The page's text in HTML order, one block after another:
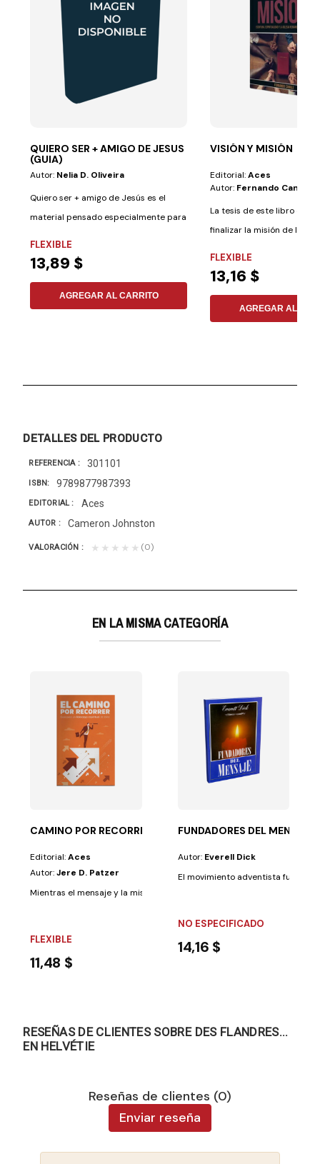
QUIERO SER + AMIGO DE JESUS
(GUIA)
Autor: Nelia D. Oliveira
Quiero ser + amigo de Jesús es el
material pensado especialmente para
FLEXIBLE
13,89 $
AGREGAR AL CARRITO
VISIÓN Y MISIÓN
Editorial:Aces
Autor: Fernando Canale
La tesis de este libro es
finalizar la misión de la
FLEXIBLE
13,16 $
AGREGAR AL
DETALLES DEL PRODUCTO
REFERENCIA 301101
ISBN 9789877987393
EDITORIAL Aces
AUTOR Cameron Johnston
VALORACIÓN ★★★★★ (0)
EN LA MISMA CATEGORÍA
a abrir nuestro corazón y nuestra mente por medio...
CAMINO POR RECORRER-GUIA LIDERAZGO
Editorial:Aces
Autor:Jere D. Patzer
Mientras el mensaje y la misión permanecen inmutables, la iglesia de
FLEXIBLE
11,48 $
FUNDADORES DEL MENSAJE
Autor: Everell Dick
El movimiento adventista fue
NO ESPECIFICADO
14,16 $
RESEÑAS DE CLIENTES SOBRE DES FLANDRES...
EN HELVÉTIE
Reseñas de clientes (0)
Enviar reseña